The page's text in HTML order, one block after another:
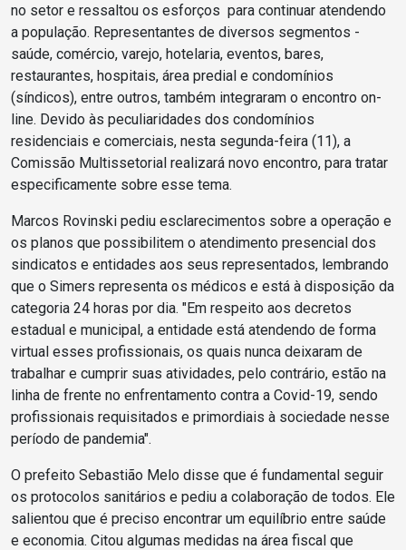
no setor e ressaltou os esforços para continuar atendendo
a população. Representantes de diversos segmentos -
saúde, comércio, varejo, hotelaria, eventos, bares,
restaurantes, hospitais, área predial e condomínios
(síndicos), entre outros, também integraram o encontro on-
line. Devido às peculiaridades dos condomínios
residenciais e comerciais, nesta segunda-feira (11), a
Comissão Multissetorial realizará novo encontro, para tratar
especificamente sobre esse tema.
Marcos Rovinski pediu esclarecimentos sobre a operação e
os planos que possibilitem o atendimento presencial dos
sindicatos e entidades aos seus representados, lembrando
que o Simers representa os médicos e está à disposição da
categoria 24 horas por dia. "Em respeito aos decretos
estadual e municipal, a entidade está atendendo de forma
virtual esses profissionais, os quais nunca deixaram de
trabalhar e cumprir suas atividades, pelo contrário, estão na
linha de frente no enfrentamento contra a Covid-19, sendo
profissionais requisitados e primordiais à sociedade nesse
período de pandemia".
O prefeito Sebastião Melo disse que é fundamental seguir
os protocolos sanitários e pediu a colaboração de todos. Ele
salientou que é preciso encontrar um equilíbrio entre saúde
e economia. Citou algumas medidas na área fiscal que